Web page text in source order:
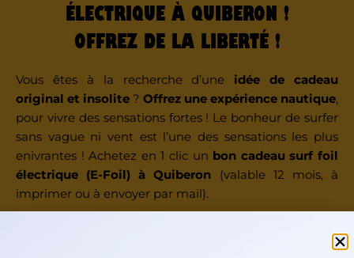
ÉLECTRIQUE À QUIBERON !
OFFREZ DE LA LIBERTÉ !
Vous êtes à la recherche d’une idée de cadeau
original et insolite ? Offrez une expérience nautique,
pour vivre des sensations fortes ! Le bonheur de surfer
sans vague ni vent est l’une des sensations les plus
enivrantes ! Achetez en 1 clic un bon cadeau surf foil
électrique (E-Foil) à Quiberon (valable 12 mois, à
imprimer ou à envoyer par mail).
offrir de la